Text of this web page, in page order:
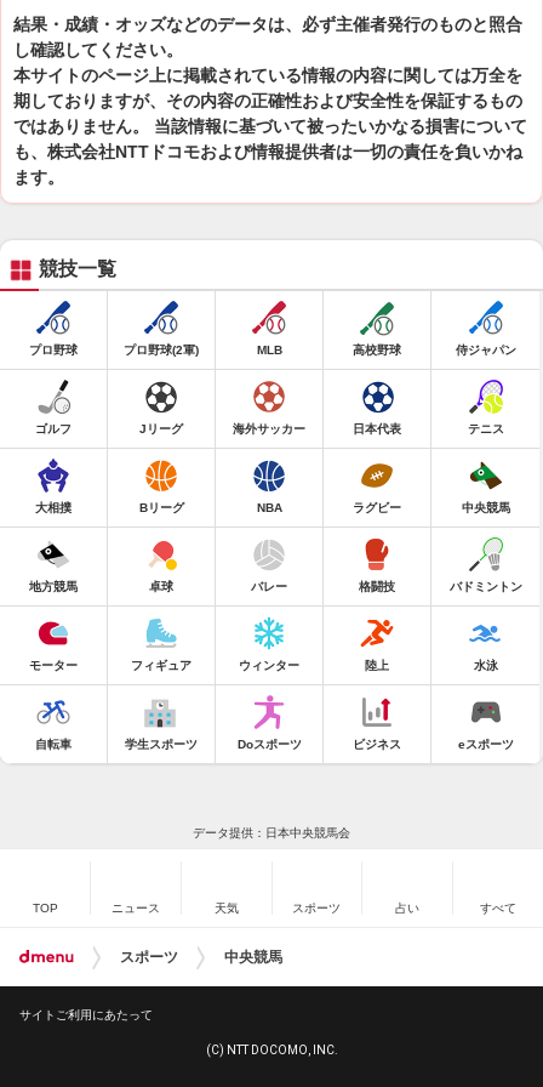
結果・成績・オッズなどのデータは、必ず主催者発行のものと照合
し確認してください。
本サイトのページ上に掲載されている情報の内容に関しては万全を
期しておりますが、その内容の正確性および安全性を保証するもの
ではありません。 当該情報に基づいて被ったいかなる損害について
も、株式会社NTTドコモおよび情報提供者は一切の責任を負いかね
ます。
競技一覧
プロ野球 プロ野球(2軍) MLB 高校野球 侍ジャパン
ゴルフ Jリーグ 海外サッカー 日本代表 テニス
大相撲 Bリーグ NBA ラグビー 中央競馬
地方競馬 卓球 バレー 格闘技 バドミントン
モーター フィギュア ウィンター 陸上 水泳
自転車 学生スポーツ Doスポーツ ビジネス eスポーツ
データ提供：日本中央競馬会
TOP ニュース 天気 スポーツ 占い すべて
スポーツ 中央競馬
サイトご利用にあたって
(C) NTT DOCOMO, INC.